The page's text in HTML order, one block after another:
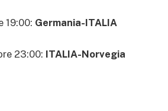
19:00: Germania-ITALIA
23:00: ITALIA-Norvegia